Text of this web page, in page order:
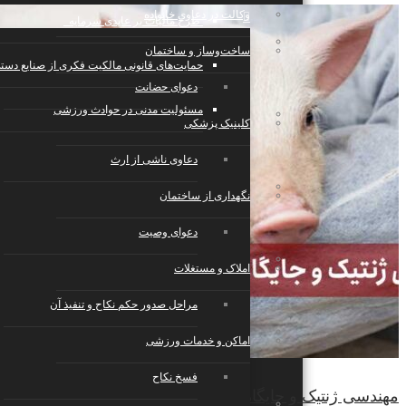
صنایع، تولید، حمل‌ونقل
رستوران، کافی‌شاپ، هتل و گردشگری
وکالت در دعاوی خانواده
دعوای حضانت
دعاوی ناشی از ارث
دعوای وصیت
مراحل صدور حکم نکاح و تنفیذ آن
فسخ نکاح
طرح مالیات بر عایدی سرمایه
حمایت‌های قانونی مالکیت فکری از صنایع
مسئولیت مدنی در حوادث ورزشی
ساخت‌وساز و ساختمان
کلینیک پزشکی
نگهداری از ساختمان
املاک و مستغلات
اماکن و خدمات ورزشی
مهندسی ژنتیک و جایگاه آن در حقوق